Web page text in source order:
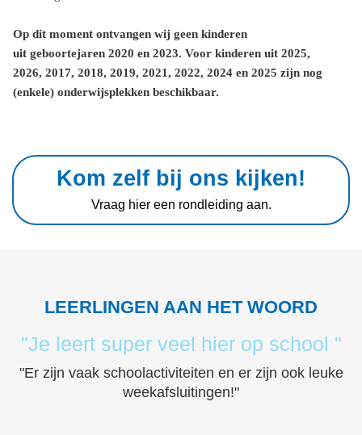
Op dit moment ontvangen wij geen kinderen
uit geboortejaren 2020 en 2023. Voor kinderen uit 2025,
2026, 2017, 2018, 2019, 2021, 2022, 2024 en 2025 zijn nog
(enkele) onderwijsplekken beschikbaar.
Kom zelf bij ons kijken!
Vraag hier een rondleiding aan.
LEERLINGEN AAN HET WOORD
"Je leert super veel hier op school "
"Er zijn vaak schoolactiviteiten en er zijn ook leuke
weekafsluitingen!"